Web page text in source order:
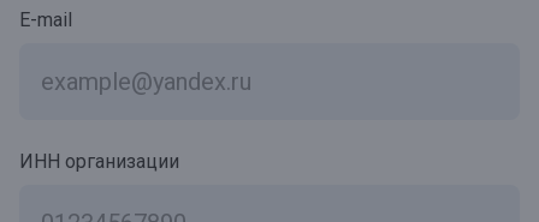
E-mail
ИНН организации